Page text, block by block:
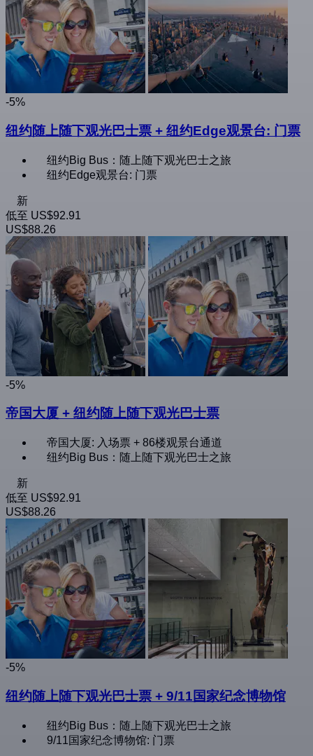
-5%
纽约随上随下观光巴士票 + 纽约Edge观景台: 门票
纽约Big Bus：随上随下观光巴士之旅
纽约Edge观景台: 门票
新
低至 US$92.91
US$88.26
-5%
帝国大厦 + 纽约随上随下观光巴士票
帝国大厦: 入场票 + 86楼观景台通道
纽约Big Bus：随上随下观光巴士之旅
新
低至 US$92.91
US$88.26
-5%
纽约随上随下观光巴士票 + 9/11国家纪念博物馆
纽约Big Bus：随上随下观光巴士之旅
9/11国家纪念博物馆: 门票